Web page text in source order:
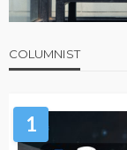
COLUMNIST
1